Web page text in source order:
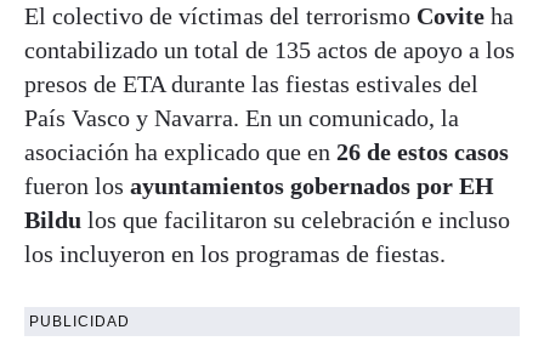
El colectivo de víctimas del terrorismo Covite ha
contabilizado un total de 135 actos de apoyo a los
presos de ETA durante las fiestas estivales del
País Vasco y Navarra. En un comunicado, la
asociación ha explicado que en 26 de estos casos
fueron los ayuntamientos gobernados por EH
Bildu los que facilitaron su celebración e incluso
los incluyeron en los programas de fiestas.
PUBLICIDAD